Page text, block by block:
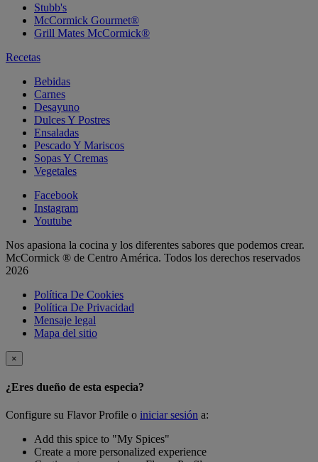
Stubb's
McCormick Gourmet®
Grill Mates McCormick®
Recetas
Bebidas
Carnes
Desayuno
Dulces Y Postres
Ensaladas
Pescado Y Mariscos
Sopas Y Cremas
Vegetales
Facebook
Instagram
Youtube
Nos apasiona la cocina y los diferentes sabores que podemos crear.
McCormick ® de Centro América. Todos los derechos reservados
2026
Política De Cookies
Política De Privacidad
Mensaje legal
Mapa del sitio
×
¿Eres dueño de esta especia?
Configure su Flavor Profile o iniciar sesión a:
Add this spice to "My Spices"
Create a more personalized experience